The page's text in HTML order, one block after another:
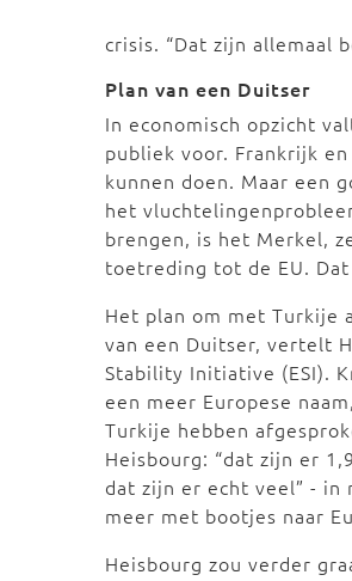
crisis. “Dat zijn allemaal
Plan van een Duitser
In economisch opzicht
publiek voor. Frankrijk
kunnen doen. Maar een
het
brengen, is het Merkel,
toetreding tot de EU.
Het plan om met Turkije
van een Duitser, vertelt
Stability Initiative (ESI).
een meer Europese
Turkije hebben
Heisbourg: “dat zijn er
dat zijn er echt veel” - in
meer met bootjes naar
Heisbourg zou verder